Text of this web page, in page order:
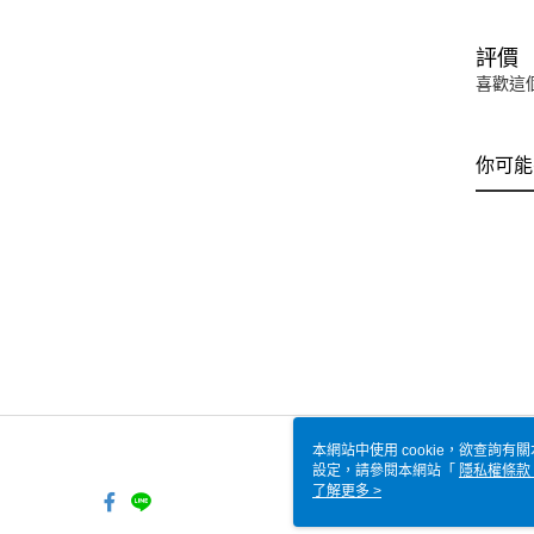
評價
喜歡這
你可
本網站中使用 cookie，欲查詢有
設定，請參閱本網站「 隱私權條款
使用 cookie。
了解更多 >